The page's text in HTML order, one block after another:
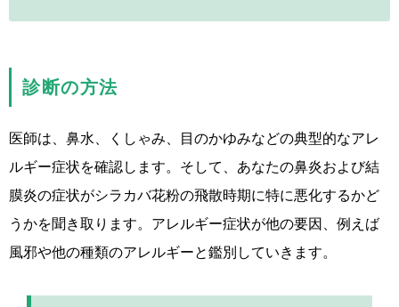
診断の方法
医師は、鼻水、くしゃみ、目のかゆみなどの典型的なアレ
ルギー症状を確認します。そして、あなたの鼻炎および結
膜炎の症状がシラカバ花粉の飛散時期に特に悪化するかど
うかを聞き取ります。アレルギー症状が他の要因、例えば
風邪や他の種類のアレルギーと鑑別していきます。